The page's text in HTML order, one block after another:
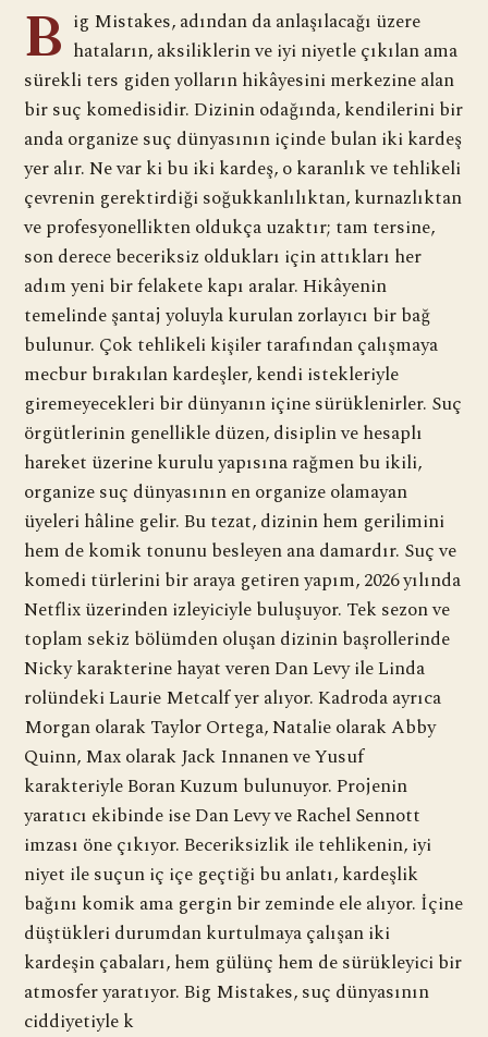
B ig Mistakes, adından da anlaşılacağı üzere
hataların, aksiliklerin ve iyi niyetle çıkılan ama
sürekli ters giden yolların hikâyesini merkezine alan
bir suç komedisidir. Dizinin odağında, kendilerini bir
anda organize suç dünyasının içinde bulan iki kardeş
yer alır. Ne var ki bu iki kardeş, o karanlık ve tehlikeli
çevrenin gerektirdiği soğukkanlılıktan, kurnazlıktan
ve profesyonellikten oldukça uzaktır; tam tersine,
son derece beceriksiz oldukları için attıkları her
adım yeni bir felakete kapı aralar. Hikâyenin
temelinde şantaj yoluyla kurulan zorlayıcı bir bağ
bulunur. Çok tehlikeli kişiler tarafından çalışmaya
mecbur bırakılan kardeşler, kendi istekleriyle
giremeyecekleri bir dünyanın içine sürüklenirler. Suç
örgütlerinin genellikle düzen, disiplin ve hesaplı
hareket üzerine kurulu yapısına rağmen bu ikili,
organize suç dünyasının en organize olamayan
üyeleri hâline gelir. Bu tezat, dizinin hem gerilimini
hem de komik tonunu besleyen ana damardır. Suç ve
komedi türlerini bir araya getiren yapım, 2026 yılında
Netflix üzerinden izleyiciyle buluşuyor. Tek sezon ve
toplam sekiz bölümden oluşan dizinin başrollerinde
Nicky karakterine hayat veren Dan Levy ile Linda
rolündeki Laurie Metcalf yer alıyor. Kadroda ayrıca
Morgan olarak Taylor Ortega, Natalie olarak Abby
Quinn, Max olarak Jack Innanen ve Yusuf
karakteriyle Boran Kuzum bulunuyor. Projenin
yaratıcı ekibinde ise Dan Levy ve Rachel Sennott
imzası öne çıkıyor. Beceriksizlik ile tehlikenin, iyi
niyet ile suçun iç içe geçtiği bu anlatı, kardeşlik
bağını komik ama gergin bir zeminde ele alıyor. İçine
düştükleri durumdan kurtulmaya çalışan iki
kardeşin çabaları, hem gülünç hem de sürükleyici bir
atmosfer yaratıyor. Big Mistakes, suç dünyasının
ciddiyetiyle k